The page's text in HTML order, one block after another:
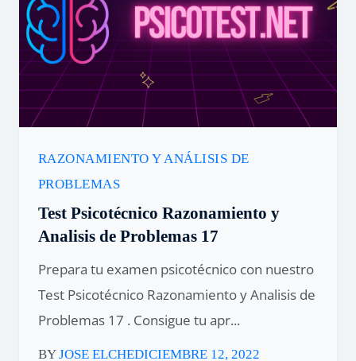
RAZONAMIENTO Y ANÁLISIS DE
PROBLEMAS
Test Psicotécnico Razonamiento y
Analisis de Problemas 17
Prepara tu examen psicotécnico con nuestro
Test Psicotécnico Razonamiento y Analisis de
Problemas 17 . Consigue tu apr...
BYJOSE ELCHEDICIEMBRE 12, 2022